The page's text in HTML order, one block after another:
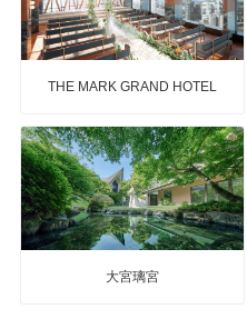
THE MARK GRAND HOTEL
大宮璃宮